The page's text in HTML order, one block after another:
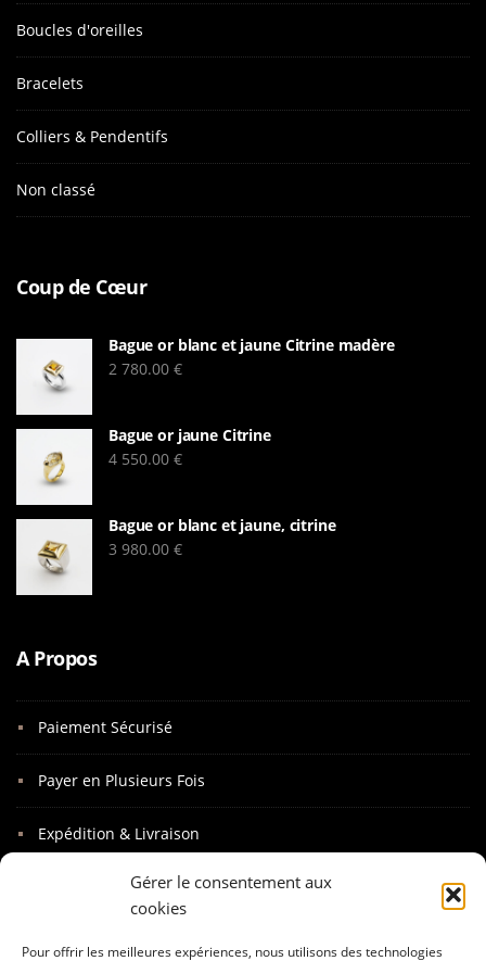
Gérer le consentement aux
cookies
Pour offrir les meilleures expériences, nous utilisons des technologies
Boucles d'oreilles
Bracelets
Colliers & Pendentifs
Non classé
Coup de Cœur
Bague or blanc et jaune Citrine madère
2 780.00 €
Bague or jaune Citrine
4 550.00 €
Bague or blanc et jaune, citrine
3 980.00 €
A Propos
Paiement Sécurisé
Payer en Plusieurs Fois
Expédition & Livraison
Paquet Cadeaux